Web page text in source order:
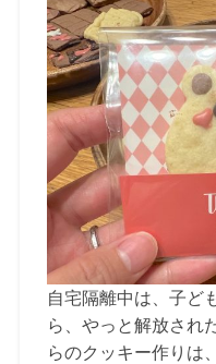
自宅隔離中は、子ど
ら、やっと解放され
らのクッキー作りは